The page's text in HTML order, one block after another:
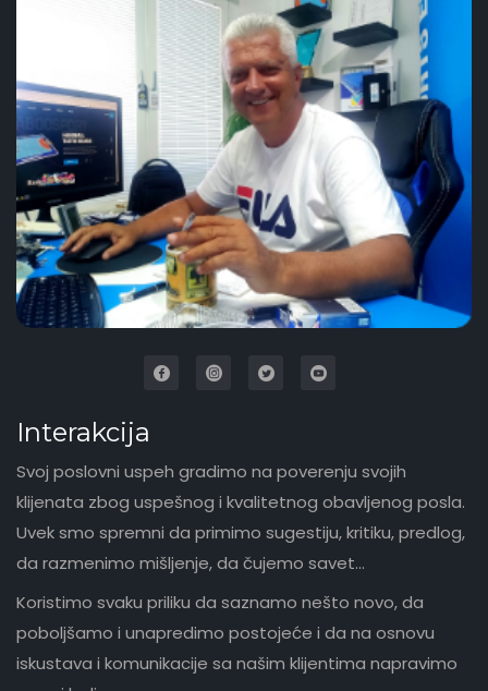
Interakcija
Svoj poslovni uspeh gradimo na poverenju svojih
klijenata zbog uspešnog i kvalitetnog obavljenog posla.
Uvek smo spremni da primimo sugestiju, kritiku, predlog,
da razmenimo mišljenje, da čujemo savet...
Koristimo svaku priliku da saznamo nešto novo, da
poboljšamo i unapredimo postojeće i da na osnovu
iskustava i komunikacije sa našim klijentima napravimo